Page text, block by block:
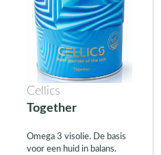
Cellics
Together
Omega 3 visolie. De basis
voor een huid in balans.